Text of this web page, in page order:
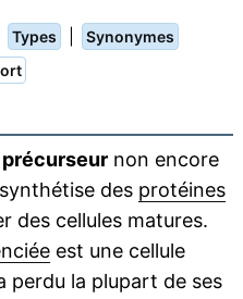
Types Synonymes
non encore
des protéines
des cellules matures.
est une cellule
perdu la plupart de ses